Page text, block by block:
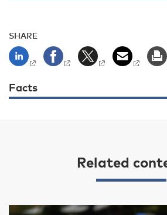
SHARE
Facts
Related